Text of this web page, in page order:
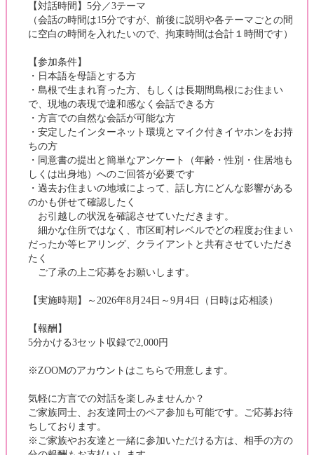
【対話時間】5分／3テーマ
（会話の時間は15分ですが、前後に説明や各テーマごとの間
に空白の時間を入れたいので、拘束時間は合計１時間です）
【参加条件】
・日本語を母語とする方
・島根で生まれ育った方、もしくは長期間島根にお住まい
で、現地の表現で違和感なく会話できる方
・方言での自然な会話が可能な方
・安定したインターネット環境とマイク付きイヤホンをお持
ちの方
・同意書の提出と簡単なアンケート（年齢・性別・住居地も
しくは出身地）へのご回答が必要です
・過去お住まいの地域によって、話し方にどんな影響がある
のかも併せて確認したく
お引越しの状況を確認させていただきます。
細かな住所ではなく、市区町村レベルでどの程度お住まい
だったか等ヒアリング、クライアントと共有させていただき
たく
ご了承の上ご応募をお願いします。
【実施時期】～2026年8月24日～9月4日（日時は応相談）
【報酬】
5分かける3セット収録で2,000円
※ZOOMのアカウントはこちらで用意します。
気軽に方言での対話を楽しみませんか？
ご家族同士、お友達同士のペア参加も可能です。ご応募お待
ちしております。
※ご家族やお友達と一緒に参加いただける方は、相手の方の